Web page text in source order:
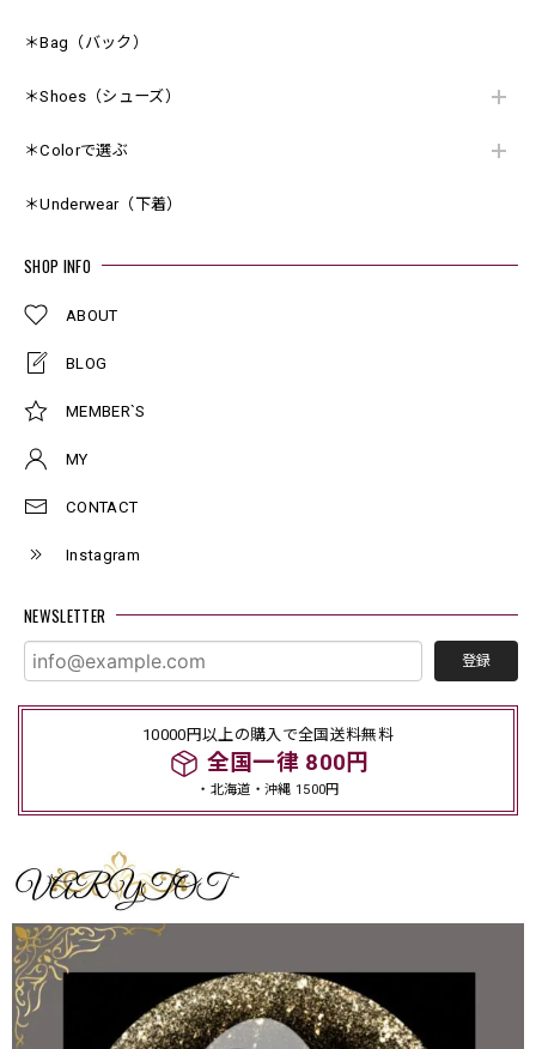
＊Bag（バック）
＊Shoes（シューズ）
＊Colorで選ぶ
＊Underwear（下着）
SHOP INFO
ABOUT
BLOG
MEMBER`S
MY
CONTACT
Instagram
NEWSLETTER
登録
10000円以上の購入で全国送料無料
全国一律 800円
・北海道・沖縄 1500円